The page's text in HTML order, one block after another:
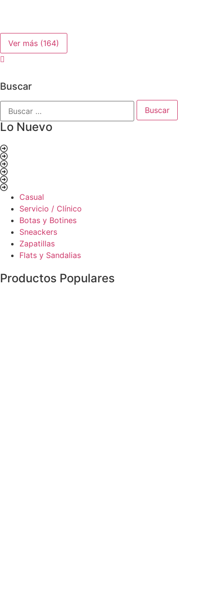
Ver más (164)
Buscar
Lo Nuevo
Casual
Servicio / Clínico
Botas y Botines
Sneackers
Zapatillas
Flats y Sandalias
Productos Populares